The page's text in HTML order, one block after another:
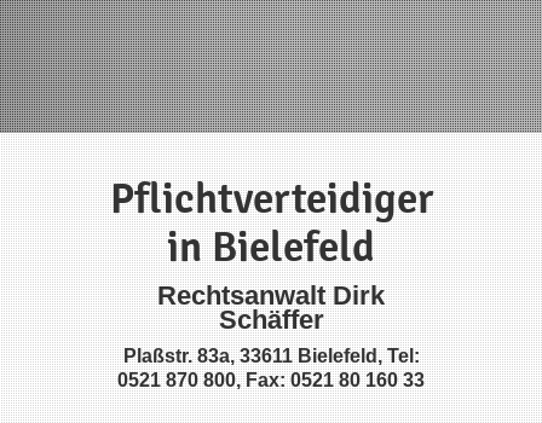
Pflichtverteidiger
in Bielefeld
Rechtsanwalt Dirk
Schäffer
Plaßstr. 83a, 33611 Bielefeld, Tel:
0521 870 800, Fax: 0521 80 160 33